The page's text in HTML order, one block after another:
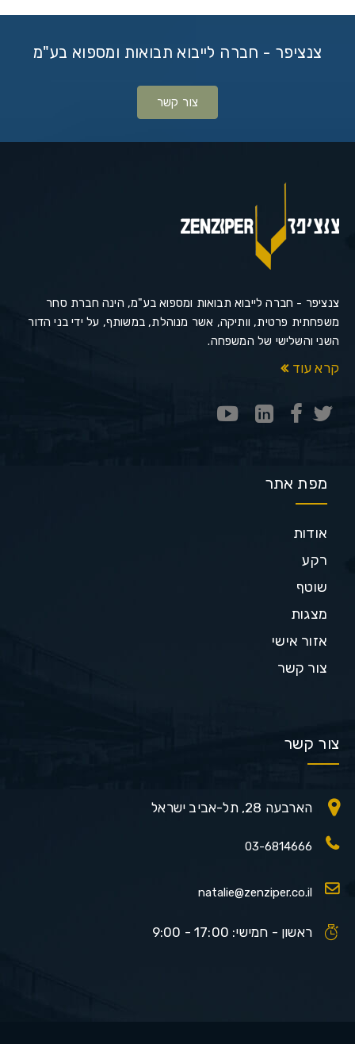
צנציפר - חברה לייבוא תבואות ומספוא בע"מ
צור קשר
צנציפר - חברה לייבוא תבואות ומספוא בע"מ, הינה חברת סחר
משפחתית פרטית, וותיקה, אשר מנוהלת, במשותף, על ידי בני הדור
השני והשלישי של המשפחה.
קרא עוד
מפת אתר
אודות
רקע
שוטף
מצגות
אזור אישי
צור קשר
צור קשר
הארבעה 28, תל-אביב ישראל
03-6814666
natalie@zenziper.co.il
ראשון - חמישי: 17:00 - 9:00